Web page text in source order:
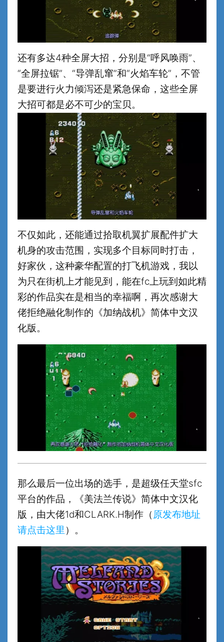
还有多达4种全屏大招，分别是“呼风唤雨”、
“全屏拉锯”、“导弹乱窜”和“火焰车轮”，不管
是要进行火力倾泻还是紧急保命，这些全屏
大招可都是必不可少的宝贝。
不仅如此，还能通过拾取机翼扩展配件扩大
机身的攻击范围，实现多个目标同时打击，
好家伙，这种豪华配置的打飞机游戏，我以
为只在街机上才能见到，能在fc上玩到如此精
彩的作品实在是相当的幸福啊，再次感谢大
佬拒绝融化制作的《加纳战机》简体中文汉
化版。
那么最后一位出场的选手，是超级任天堂sfc
平台的作品，《美法兰传说》简体中文汉化
版，由大佬1d和CLARK.H制作（ 原发布地址
请点击这里 ）。